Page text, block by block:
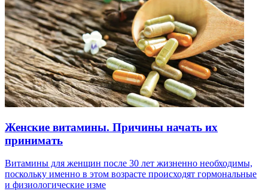
Женские витамины. Причины начать их
принимать
Витамины для женщин после 30 лет жизненно необходимы,
поскольку именно в этом возрасте происходят гормональные
и физиологические изме